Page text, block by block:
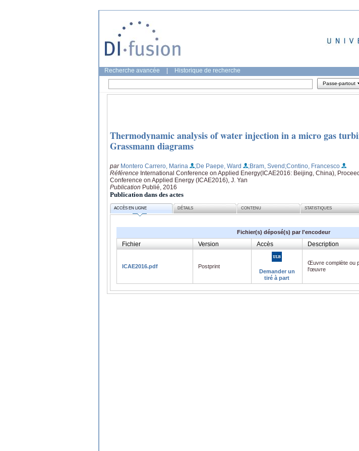
Recherche avancée Historique de recherche
Passe-partout
Thermodynamic analysis of water injection in a micro gas
Grassmann diagrams
par Montero Carrero, Marina ;De Paepe, Ward ;Bram, Svend;Contino, Francesco
Référence International Conference on Applied Energy(ICAE2016: Beijing, China),
Conference on Applied Energy (ICAE2016), J. Yan
Publication Publié, 2016
Publication dans des actes
ACCÈS EN LIGNE DÉTAILS CONTENU STATISTIQUES
Fichier(s) déposé(s) par l'encodeur
Fichier Version Accès Description
ICAE2016.pdf
Postprint
Demander un
tiré à part
Œuvre complète ou
l'œuvre